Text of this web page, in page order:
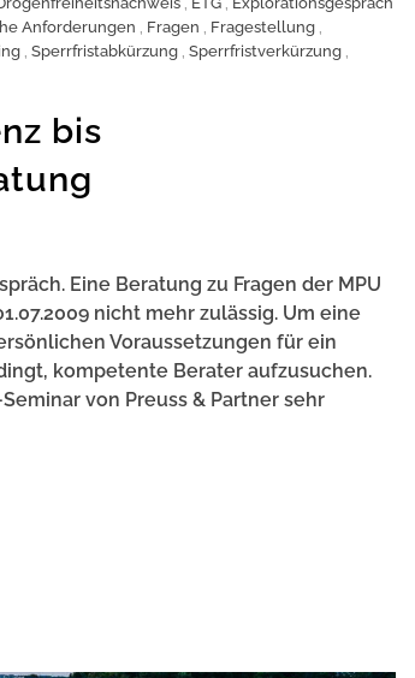
Anforderungen Fragen Fragestellung
Sperrfristabkürzung Sperrfristverkürzung
bis
Eine Beratung zu Fragen der MPU
nicht mehr zulässig. Um eine
Voraussetzungen für ein
kompetente Berater aufzusuchen.
von Preuss & Partner sehr